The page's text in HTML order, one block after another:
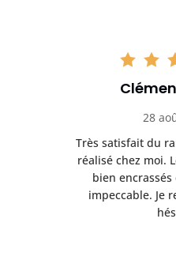
28
Très satisfait du
réalisé chez moi.
bien
impeccable. Je